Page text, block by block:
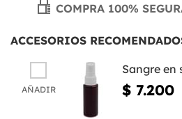
COMPRA 100%
ACCESORIOS
AÑADIR
Sangre en
$ 7.200